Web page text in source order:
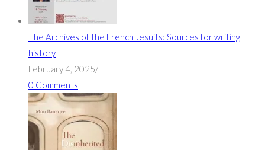
The Archives of the French Jesuits: Sources for writing
history
February 4, 2025/
0 Comments